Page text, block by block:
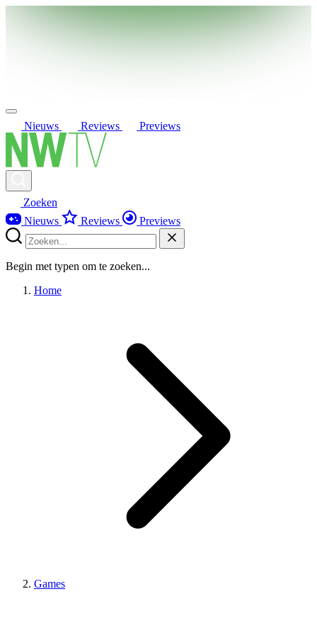
Nieuws Reviews Previews
Zoeken
Nieuws
Reviews Previews
Begin met typen om te zoeken...
Home
Games